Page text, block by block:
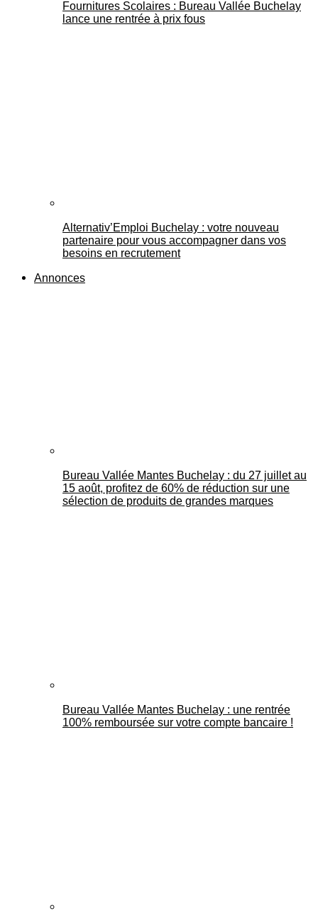
Fournitures Scolaires : Bureau Vallée Buchelay
lance une rentrée à prix fous
Alternativ’Emploi Buchelay : votre nouveau
partenaire pour vous accompagner dans vos
besoins en recrutement
Annonces
Bureau Vallée Mantes Buchelay : du 27 juillet au
15 août, profitez de 60% de réduction sur une
sélection de produits de grandes marques
Bureau Vallée Mantes Buchelay : une rentrée
100% remboursée sur votre compte bancaire !